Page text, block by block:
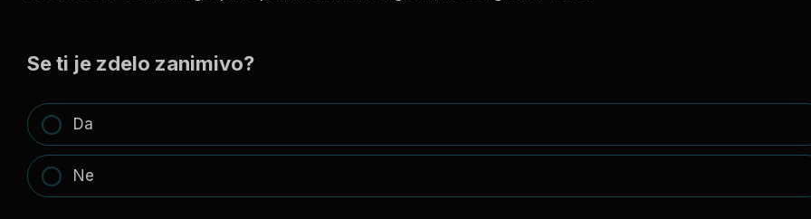
Se ti je zdelo zanimivo?
Da
Ne